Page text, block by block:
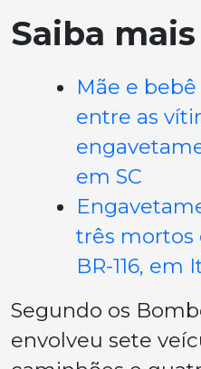
Saiba mais
Mãe e
entre as
em SC
três mortos
BR-116, em
Segundo os
envolveu sete